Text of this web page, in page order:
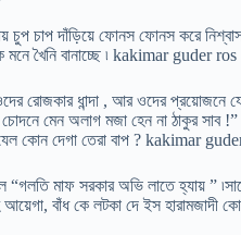
চুপ চাপ দাঁড়িয়ে ফোনস ফোনস করে
মনে খৈনি বানাচ্ছে ৷ kakimar guder ros
রোজকার ধান্দা , আর ওদের প্রয়োজনে
মেন অলাগ মজা হেন না ঠাকুর সাব
কোন দেগা তেরা বাপ ? kakimar
মাফ সরকার অভি লাতে হ্যায় ”
বাঁধ কে লটকা দে ইস হারামজাদী